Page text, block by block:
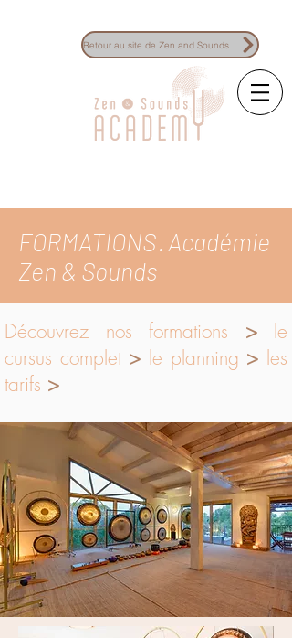
Retour au site de Zen and Sounds
FORMATIONS · Académie
Zen & Sounds
Découvrez nos formations >le
cursus complet > le planning > les
tarifs >